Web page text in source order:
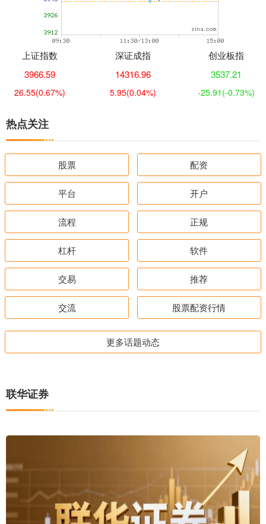
上证指数
3966.59
26.55(0.67%)
深证成指
14316.96
5.95(0.04%)
创业板指
3537.21
-25.91 (-0.73%)
热点关注
股票 配资
平台 开户
流程 正规
杠杆 软件
交易 推荐
交流 股票配资行情
更多话题动态
联华证券